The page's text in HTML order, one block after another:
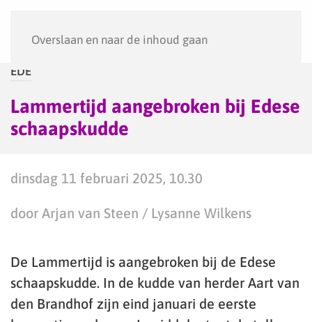
Overslaan en naar de inhoud gaan
EDE
Lammertijd aangebroken bij Edese
schaapskudde
dinsdag 11 februari 2025, 10.30
door Arjan van Steen / Lysanne Wilkens
De Lammertijd is aangebroken bij de Edese
schaapskudde. In de kudde van herder Aart van
den Brandhof zijn eind januari de eerste